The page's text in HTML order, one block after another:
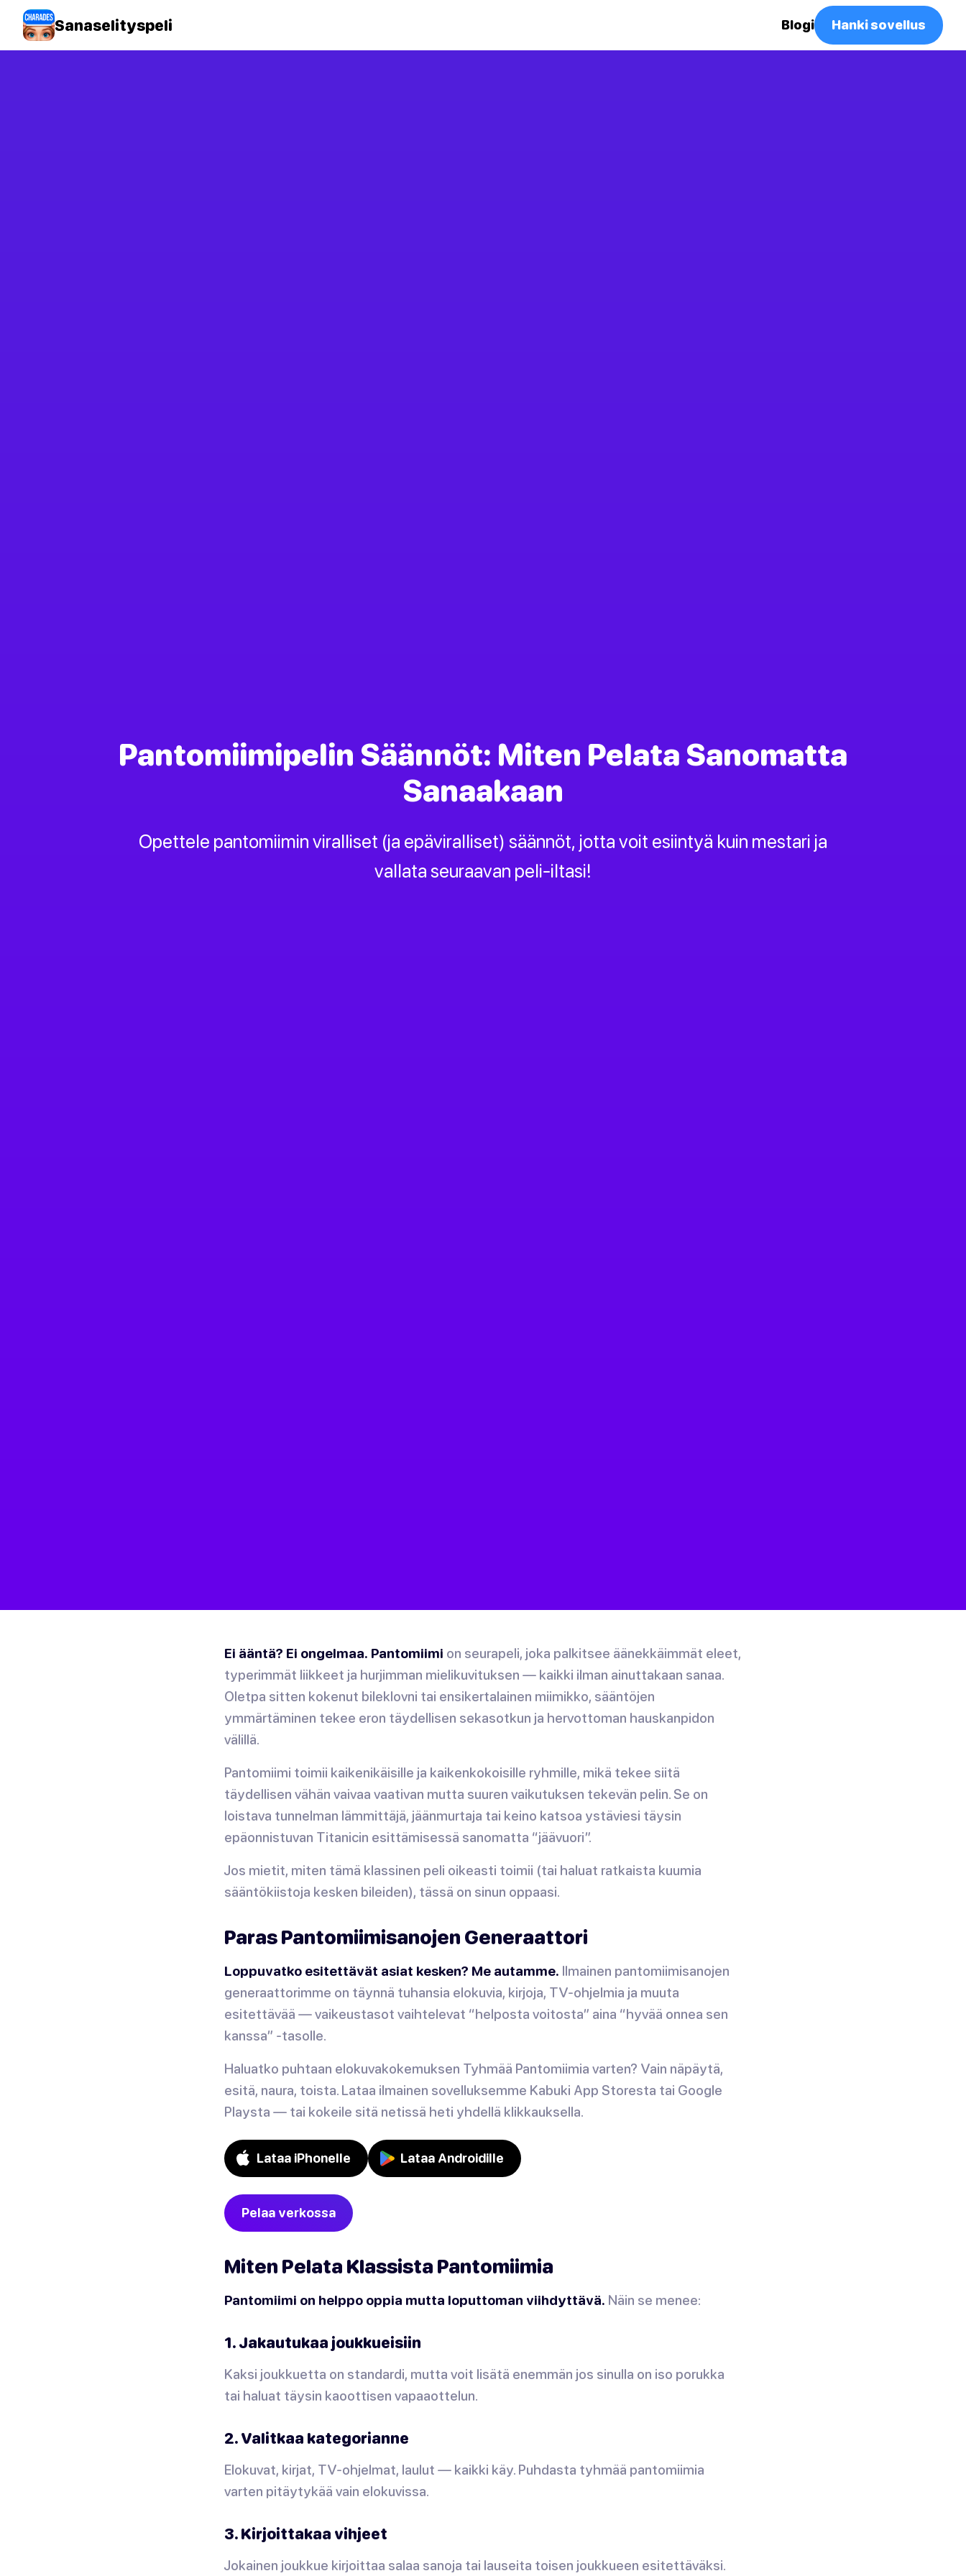
Sanaselityspeli Blogi Hanki sovellus
Pantomiimipelin Säännöt: Miten Pelata Sanomatta
Sanaakaan
Opettele pantomiimin viralliset (ja epäviralliset) säännöt, jotta voit esiintyä kuin mestari ja
vallata seuraavan peli-iltasi!
Ei ääntä? Ei ongelmaa. Pantomiimi on seurapeli, joka palkitsee äänekkäimmät eleet,
typerimmät liikkeet ja hurjimman mielikuvituksen — kaikki ilman ainuttakaan sanaa.
Oletpa sitten kokenut bileklovni tai ensikertalainen miimikko, sääntöjen
ymmärtäminen tekee eron täydellisen sekasotkun ja hervottoman hauskanpidon
välillä.
Pantomiimi toimii kaikenikäisille ja kaikenkokoisille ryhmille, mikä tekee siitä
täydellisen vähän vaivaa vaativan mutta suuren vaikutuksen tekevän pelin. Se on
loistava tunnelman lämmittäjä, jäänmurtaja tai keino katsoa ystäviesi täysin
epäonnistuvan Titanicin esittämisessä sanomatta “jäävuori”.
Jos mietit, miten tämä klassinen peli oikeasti toimii (tai haluat ratkaista kuumia
sääntökiistoja kesken bileiden), tässä on sinun oppaasi.
Paras Pantomiimisanojen Generaattori
Loppuvatko esitettävät asiat kesken? Me autamme. Ilmainen pantomiimisanojen
generaattorimme on täynnä tuhansia elokuvia, kirjoja, TV-ohjelmia ja muuta
esitettävää — vaikeustasot vaihtelevat “helposta voitosta” aina “hyvää onnea sen
kanssa” -tasolle.
Haluatko puhtaan elokuvakokemuksen Tyhmää Pantomiimia varten? Vain näpäytä,
esitä, naura, toista. Lataa ilmainen sovelluksemme Kabuki App Storesta tai Google
Playsta — tai kokeile sitä netissä heti yhdellä klikkauksella.
Lataa iPhonelle Lataa Androidille
Pelaa verkossa
Miten Pelata Klassista Pantomiimia
Pantomiimi on helppo oppia mutta loputtoman viihdyttävä. Näin se menee:
1. Jakautukaa joukkueisiin
Kaksi joukkuetta on standardi, mutta voit lisätä enemmän jos sinulla on iso porukka
tai haluat täysin kaoottisen vapaaottelun.
2. Valitkaa kategorianne
Elokuvat, kirjat, TV-ohjelmat, laulut — kaikki käy. Puhdasta tyhmää pantomiimia
varten pitäytykää vain elokuvissa.
3. Kirjoittakaa vihjeet
Jokainen joukkue kirjoittaa salaa sanoja tai lauseita toisen joukkueen esitettäväksi.